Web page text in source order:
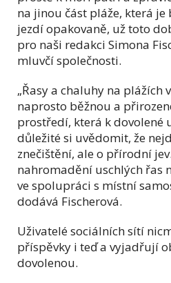
na jinou část pláže, která je
jezdí opakovaně, už toto
pro naši redakci Simona
mluvčí společnosti.
„Řasy a chaluhy na plážích
naprosto běžnou a
prostředí, která k dovolené
důležité si uvědomit, že
znečištění, ale o přírodní
nahromadění uschlých řas
ve spolupráci s místní
dodává Fischerová.
Uživatelé sociálních sítí
příspěvky i teď a vyjadřují
dovolenou.